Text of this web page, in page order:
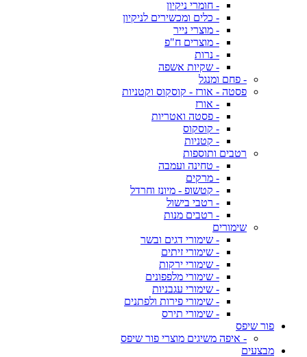
- חומרי ניקיון
- כלים ומכשירים לניקיון
- מוצרי נייר
- מוצרים ח"פ
- נרות
- שקיות אשפה
- פחם ומנגל
פסטה - אורז - קוסקוס וקטניות
- אורז
- פסטה ואטריות
- קוסקוס
- קטניות
רטבים ותוספות
- טחינה ועמבה
- מרקים
- קטשופ - מיונז וחרדל
- רטבי בישול
- רטבים מנות
שימורים
- שימורי דגים ובשר
- שימורי זיתים
- שימורי ירקות
- שימורי מלפפונים
- שימורי עגבניות
- שימורי פירות ולפתנים
- שימורי תירס
פור שיפס
- איפה משיגים מוצרי פור שיפס
מבצעים